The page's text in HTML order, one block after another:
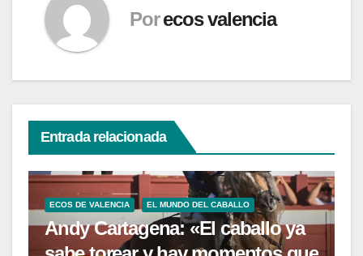
Por ecos valencia
Entrada relacionada
ECOS DE VALENCIA EL MUNDO DEL CABALLO
Andy Cartagena: «El caballo ya